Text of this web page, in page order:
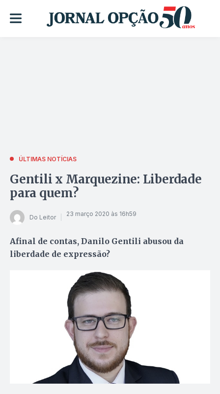
ÚLTIMAS NOTÍCIAS
Gentili x Marquezine: Liberdade
para quem?
Do Leitor 23 março 2020 às 16h59
Afinal de contas, Danilo Gentili abusou da
liberdade de expressão?